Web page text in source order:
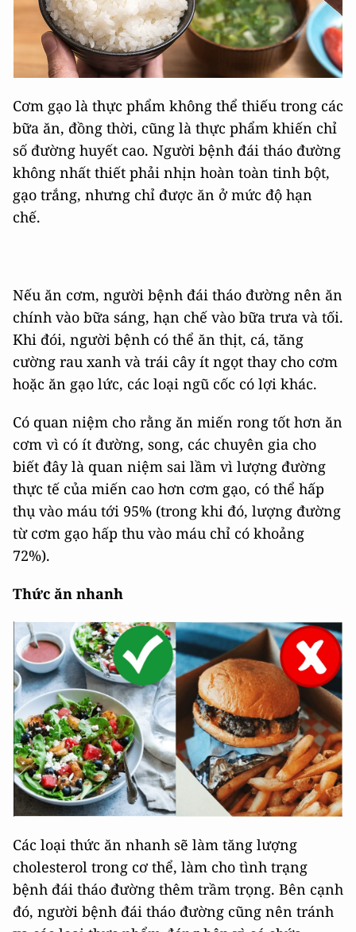
Cơm gạo là thực phẩm không thể thiếu trong các
bữa ăn, đồng thời, cũng là thực phẩm khiến chỉ
số đường huyết cao. Người bệnh đái tháo đường
không nhất thiết phải nhịn hoàn toàn tinh bột,
gạo trắng, nhưng chỉ được ăn ở mức độ hạn
chế.
Nếu ăn cơm, người bệnh đái tháo đường nên ăn
chính vào bữa sáng, hạn chế vào bữa trưa và tối.
Khi đói, người bệnh có thể ăn thịt, cá, tăng
cường rau xanh và trái cây ít ngọt thay cho cơm
hoặc ăn gạo lức, các loại ngũ cốc có lợi khác.
Có quan niệm cho rằng ăn miến rong tốt hơn ăn
cơm vì có ít đường, song, các chuyên gia cho
biết đây là quan niệm sai lầm vì lượng đường
thực tế của miến cao hơn cơm gạo, có thể hấp
thụ vào máu tới 95% (trong khi đó, lượng đường
từ cơm gạo hấp thu vào máu chỉ có khoảng
72%).
Thức ăn nhanh
Các loại thức ăn nhanh sẽ làm tăng lượng
cholesterol trong cơ thể, làm cho tình trạng
bệnh đái tháo đường thêm trầm trọng. Bên cạnh
đó, người bệnh đái tháo đường cũng nên tránh